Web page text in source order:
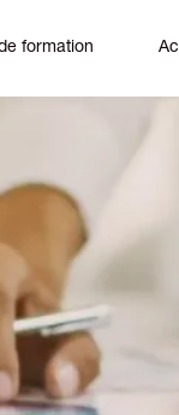
formation